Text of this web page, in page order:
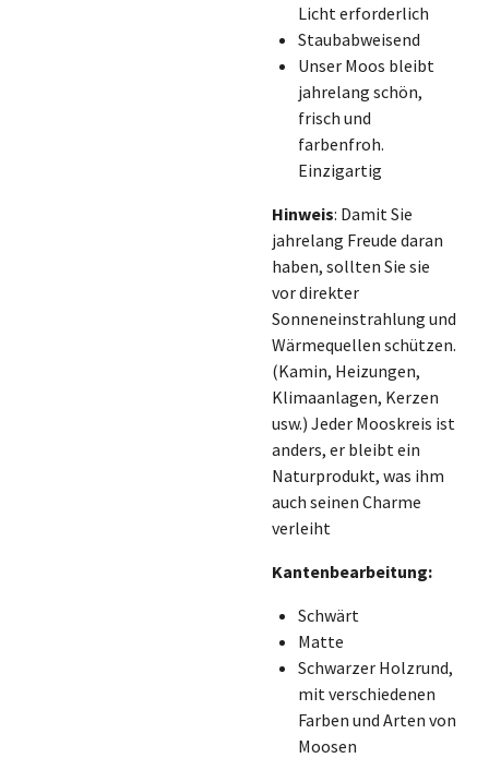
Licht erforderlich
Staubabweisend
Unser Moos bleibt
jahrelang schön,
frisch und
farbenfroh.
Einzigartig
Hinweis: Damit Sie
jahrelang Freude daran
haben, sollten Sie sie
vor direkter
Sonneneinstrahlung und
Wärmequellen schützen.
(Kamin, Heizungen,
Klimaanlagen, Kerzen
usw.) Jeder Mooskreis ist
anders, er bleibt ein
Naturprodukt, was ihm
auch seinen Charme
verleiht
Kantenbearbeitung:
Schwärt
Matte
Schwarzer Holzrund,
mit verschiedenen
Farben und Arten von
Moosen